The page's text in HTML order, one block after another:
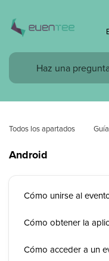
Todos los apartados
Android
Cómo unirse al
Cómo obtener la
Cómo acceder a un